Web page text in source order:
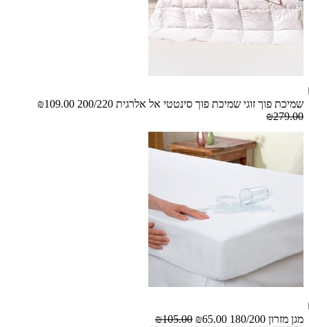
שמיכת פוך זוגי שמיכת פוך סינטטי אל אלרגית 200/220
₪109.00
₪279.00
מגן מזרון 180/200 ₪65.00
₪105.00